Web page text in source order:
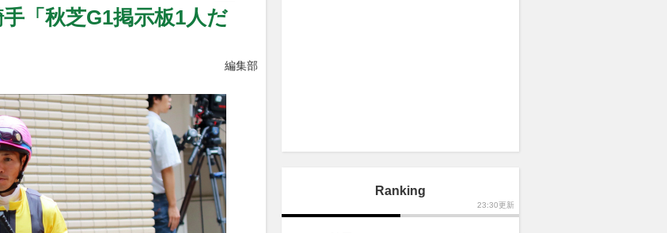
「秋芝G1掲示板1人だ
編集部
Ranking
23:30更新